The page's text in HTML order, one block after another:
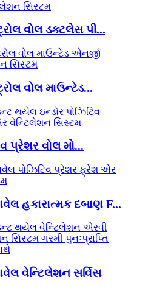
વોલ ડક્ટલેસ પી...
વોલ માઉન્ટેડ...
પ્રેશર વોલ મો...
હકારાત્મક દબાણ F...
વેન્ટિલેશન સર્વિસ